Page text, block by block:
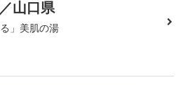
山口県
る」美肌の湯